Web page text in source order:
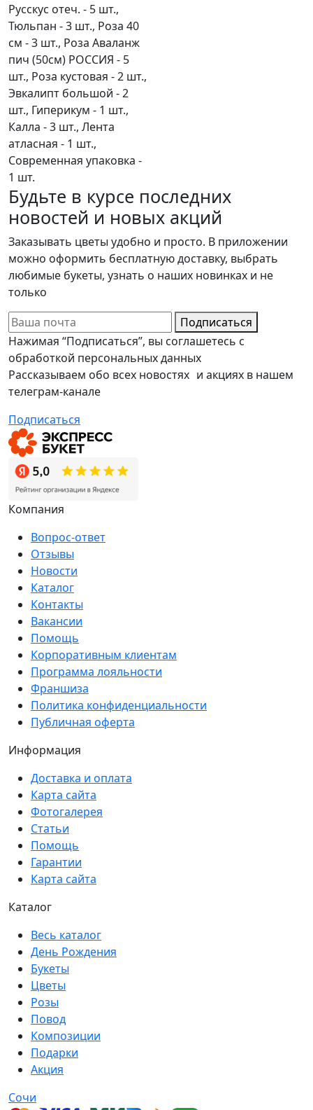
Русскус отеч. - 5 шт.,
Тюльпан - 3 шт., Роза 40
см - 3 шт., Роза Аваланж
пич (50см) РОССИЯ - 5
шт., Роза кустовая - 2 шт.,
Эвкалипт большой - 2
шт., Гиперикум - 1 шт.,
Калла - 3 шт., Лента
атласная - 1 шт.,
Современная упаковка -
1 шт.
Будьте в курсе последних
новостей и новых акций
Заказывать цветы удобно и просто. В приложении
можно оформить бесплатную доставку, выбрать
любимые букеты, узнать о наших новинках и не
только
Подписаться
Нажимая “Подписаться”, вы соглашетесь с
обработкой персональных данных
Рассказываем обо всех новостях и акциях в нашем
телеграм-канале
Подписаться
Компания
Вопрос-ответ
Отзывы
Новости
Каталог
Контакты
Вакансии
Помощь
Корпоративным клиентам
Программа лояльности
Франшиза
Политика конфиденциальности
Публичная оферта
Информация
Доставка и оплата
Карта сайта
Фотогалерея
Статьи
Помощь
Гарантии
Карта сайта
Каталог
Весь каталог
День Рождения
Букеты
Цветы
Розы
Повод
Композиции
Подарки
Акция
Сочи